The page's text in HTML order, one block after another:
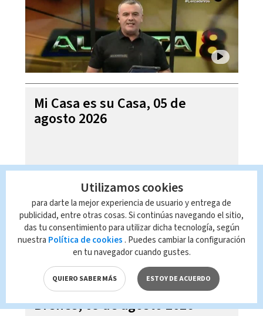
Mi Casa es su Casa, 05 de
agosto 2026
Telediario En Directo con Paula
Brenes, 05 de agosto 2026
Utilizamos cookies
para darte la mejor experiencia de usuario y entrega de
publicidad, entre otras cosas. Si continúas navegando el sitio,
das tu consentimiento para utilizar dicha tecnología, según
nuestra Política de cookies . Puedes cambiar la configuración
en tu navegador cuando gustes.
QUIERO SABER MÁS ESTOY DE ACUERDO